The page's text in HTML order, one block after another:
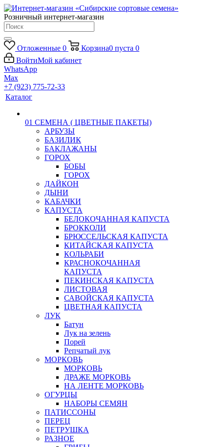
Розничный интернет-магазин
Отложенные 0 Корзина0 пуста 0
ВойтиМой кабинет
WhatsApp
Max
+7 (923) 775-72-33
Каталог
01 СЕМЕНА ( ЦВЕТНЫЕ ПАКЕТЫ)
АРБУЗЫ
БАЗИЛИК
БАКЛАЖАНЫ
ГОРОХ
БОБЫ
ГОРОХ
ДАЙКОН
ДЫНИ
КАБАЧКИ
КАПУСТА
БЕЛОКОЧАННАЯ КАПУСТА
БРОККОЛИ
БРЮССЕЛЬСКАЯ КАПУСТА
КИТАЙСКАЯ КАПУСТА
КОЛЬРАБИ
КРАСНОКОЧАННАЯ
КАПУСТА
ПЕКИНСКАЯ КАПУСТА
ЛИСТОВАЯ
САВОЙСКАЯ КАПУСТА
ЦВЕТНАЯ КАПУСТА
ЛУК
Батун
Лук на зелень
Порей
Репчатый лук
МОРКОВЬ
МОРКОВЬ
ДРАЖЕ МОРКОВЬ
НА ЛЕНТЕ МОРКОВЬ
ОГУРЦЫ
НАБОРЫ СЕМЯН
ПАТИССОНЫ
ПЕРЕЦ
ПЕТРУШКА
РАЗНОЕ